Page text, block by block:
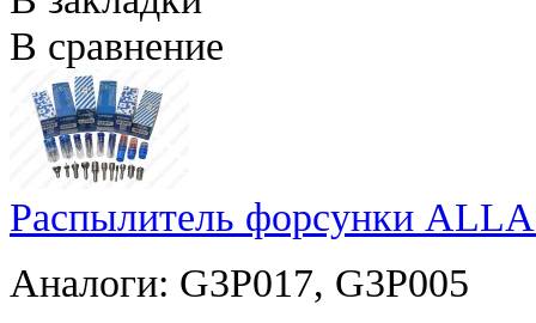
В сравнение
Распылитель форсунки
Аналоги: G3P017, G3P005